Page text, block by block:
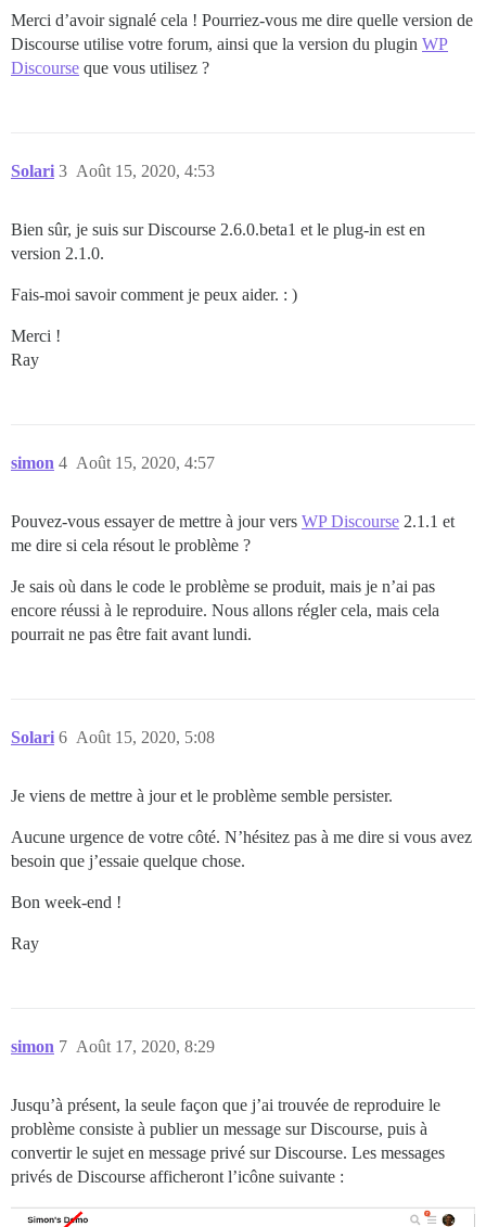
Merci d’avoir signalé cela ! Pourriez-vous me dire quelle version de
Discourse utilise votre forum, ainsi que la version du plugin WP
Discourse que vous utilisez ?
Solari Août 15, 2020, 4:53
3
Bien sûr, je suis sur Discourse 2.6.0.beta1 et le plug-in est en
version 2.1.0.
Fais-moi savoir comment je peux aider. : )
Merci !
Ray
simon Août 15, 2020, 4:57
4
Pouvez-vous essayer de mettre à jour vers WP Discourse 2.1.1 et
me dire si cela résout le problème ?
Je sais où dans le code le problème se produit, mais je n’ai pas
encore réussi à le reproduire. Nous allons régler cela, mais cela
pourrait ne pas être fait avant lundi.
Solari Août 15, 2020, 5:08
6
Je viens de mettre à jour et le problème semble persister.
Aucune urgence de votre côté. N’hésitez pas à me dire si vous avez
besoin que j’essaie quelque chose.
Bon week-end !
Ray
simon Août 17, 2020, 8:29
7
Jusqu’à présent, la seule façon que j’ai trouvée de reproduire le
problème consiste à publier un message sur Discourse, puis à
convertir le sujet en message privé sur Discourse. Les messages
privés de Discourse afficheront l’icône suivante :